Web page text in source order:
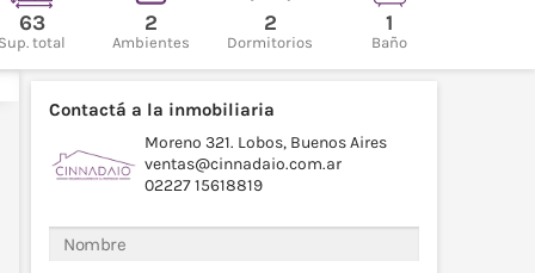
63
total
2
Ambientes
2
Dormitorios
1
Baño
Contactá a la inmobiliaria
Moreno 321. Lobos, Buenos Aires
ventas@cinnadaio.com.ar
02227 15618819